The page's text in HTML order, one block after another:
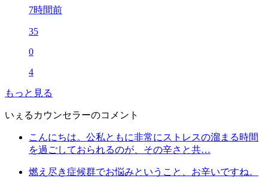
7時間前
35
0
4
もっと見る
いぇるカウンセラーのコメント
こんにちは。公私ともに非常にストレスの溜まる時間
を過ごしておられるのが、その辛さと共…
燃え尽き症候群でお悩みということ、お辛いですね。